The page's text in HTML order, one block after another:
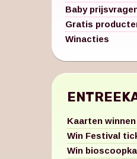
Baby
Gratis
Winacties
Kaarten winnen
Win Festival
Win